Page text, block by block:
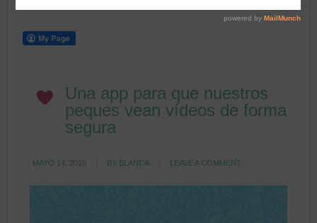
Una app para que nuestros
peques vean vídeos de forma
segura
MAYO 14, 2015 BY BLANCA LEAVE A COMMENT